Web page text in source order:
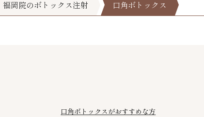
福岡院のボトックス注射 口角ボトックス
口角ボトックスがおすすめな方